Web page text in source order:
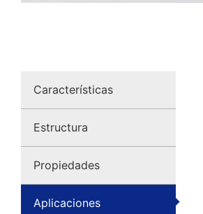
Características
Estructura
Propiedades
Aplicaciones